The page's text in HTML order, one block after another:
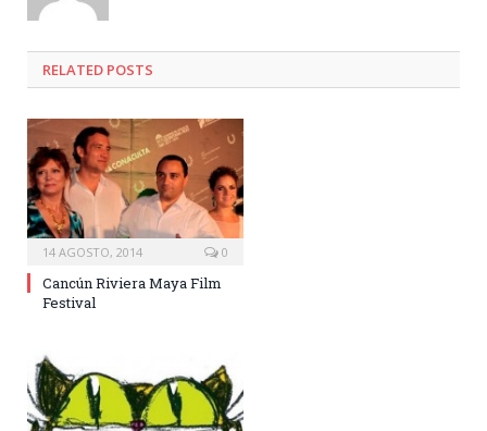
RELATED POSTS
14 AGOSTO, 2014 0
Cancún Riviera Maya Film
Festival